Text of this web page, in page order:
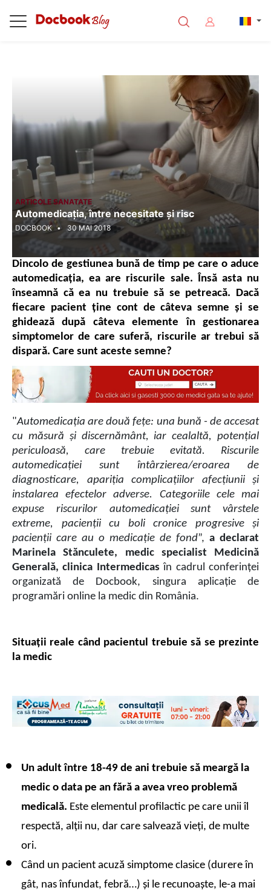
ARTICOLE SANATATE
Automedicația, între necesitate și risc
DOCBOOK 30 MAI 2018
Dincolo de gestiunea bună de timp pe care o aduce
automedicația, ea are riscurile sale. Însă asta nu
înseamnă că ea nu trebuie să se petreacă. Dacă
fiecare pacient ține cont de câteva semne și se
ghidează după câteva elemente în gestionarea
simptomelor de care suferă, riscurile ar trebui să
dispară. Care sunt aceste semne?
"Automedicația are două fețe: una bună - de accesat
cu măsură și discernământ, iar cealaltă, potențial
periculoasă, care trebuie evitată. Riscurile
automedicației sunt întârzierea/eroarea de
diagnosticare, apariția complicațiilor afecțiunii și
instalarea efectelor adverse. Categoriile cele mai
expuse riscurilor automedicației sunt vârstele
extreme, pacienții cu boli cronice progresive și
pacienții care au o medicație de fond”, a declarat
Marinela Stănculete, medic specialist Medicină
Generală, clinica Intermedicas în cadrul conferinței
organizată de Docbook, singura aplicație de
programări online la medic din România.
Situații reale când pacientul trebuie să se prezinte
la medic
Un adult între 18-49 de ani trebuie să meargă la
medic o data pe an fără a avea vreo problemă
medicală. Este elementul profilactic pe care unii îl
respectă, alții nu, dar care salvează vieți, de multe
ori.
Când un pacient acuză simptome clasice (durere în
gât, nas înfundat, febră…) și le recunoaște, le-a mai